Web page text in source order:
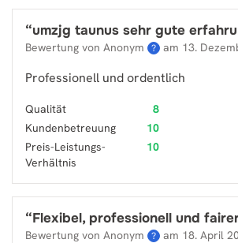
“umzjg taunus sehr gute
Bewertung von Anonym ? am 13.
Professionell und ordentlich
Qualität
8
Kundenbetreuung
10
Preis-Leistungs-
Verhältnis
10
“Flexibel, professionell und
Bewertung von Anonym ? am 18. April